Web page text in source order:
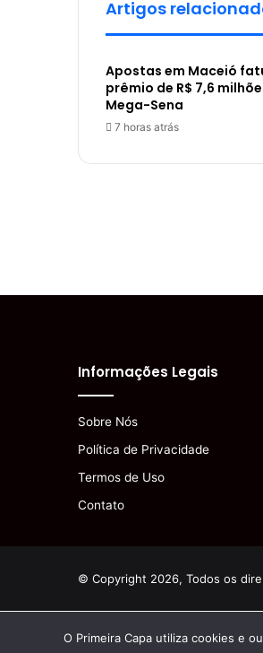
Artigos
Apostas em Maceió
prêmio de R$ 7,6
Mega-Sena
7 horas atrás
Informações Legais
Sobre Nós
Política de Privacidade
Termos de Uso
Contato
© Copyright 2026, Todos os
O Primeira Capa utiliza cookies e